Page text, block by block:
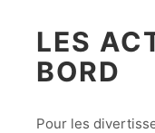
LES
BORD
Pour les